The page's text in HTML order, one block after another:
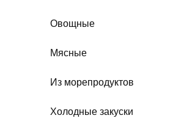
Овощные
Мясные
Из морепродуктов
Холодные закуски